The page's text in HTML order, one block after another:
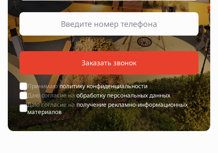
Заказать звонок
Принимаюполитику конфиденциальности
Даю согласие наобработку персональных данных
Даю согласие наполучение рекламно-информационных
материалов